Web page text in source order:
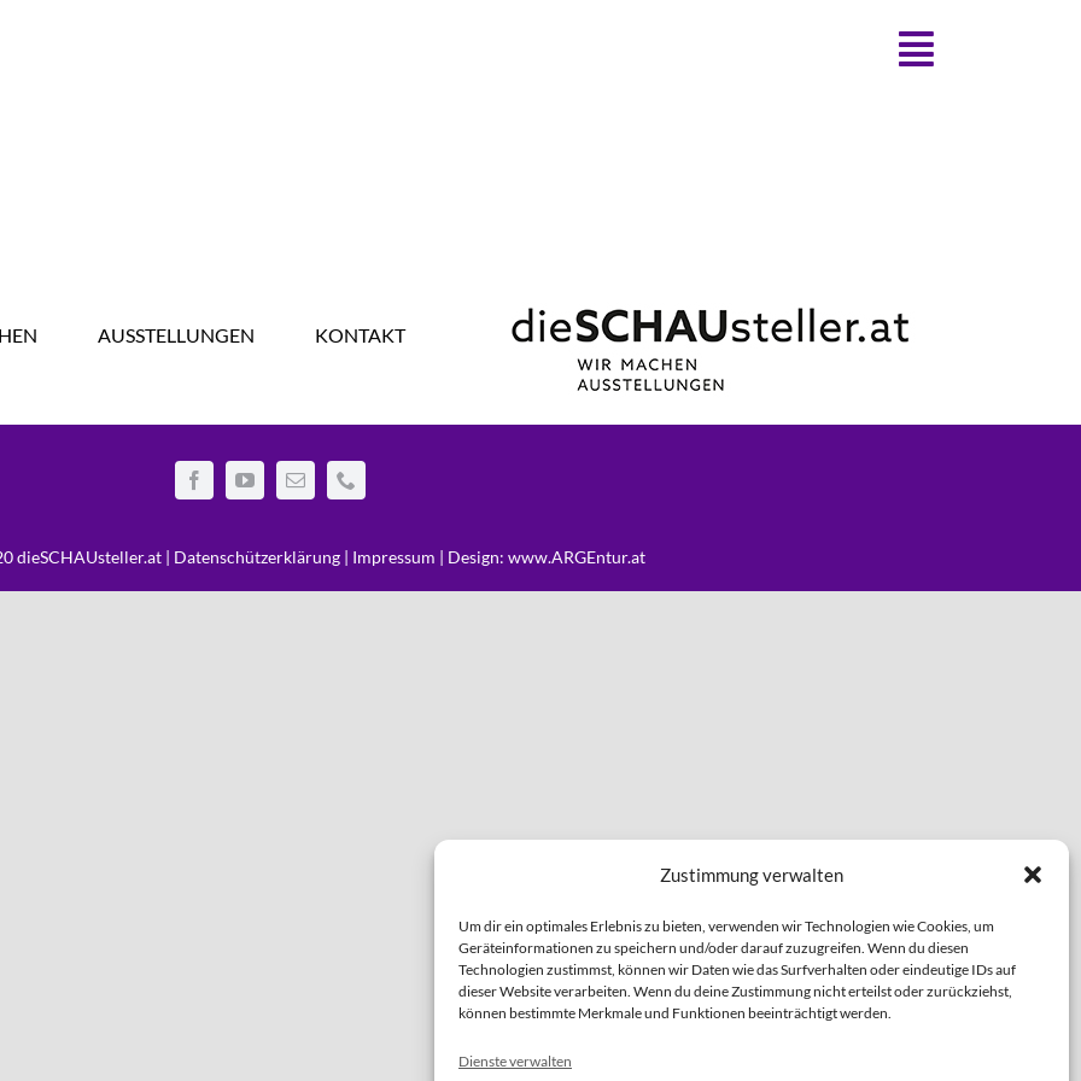
Zustimmung verwalten
Um dir ein optimales Erlebnis zu bieten, verwenden wir Technologien wie Cookies, um
Geräteinformationen zu speichern und/oder darauf zuzugreifen. Wenn du diesen
Technologien zustimmst, können wir Daten wie das Surfverhalten oder eindeutige IDs auf
dieser Website verarbeiten. Wenn du deine Zustimmung nicht erteilst oder zurückziehst,
können bestimmte Merkmale und Funktionen beeinträchtigt werden.
Dienste verwalten
AUSSTELLUNGEN KONTAKT
dieSCHAUsteller.at | Datenschützerklärung | Impressum | Design: www.ARGEntur.at